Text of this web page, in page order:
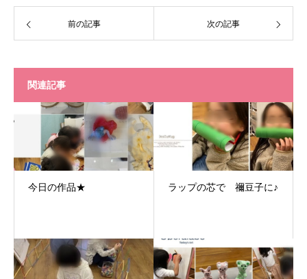
前の記事 次の記事
関連記事
今日の作品★ ラップの芯で 禰󠄀豆子に♪